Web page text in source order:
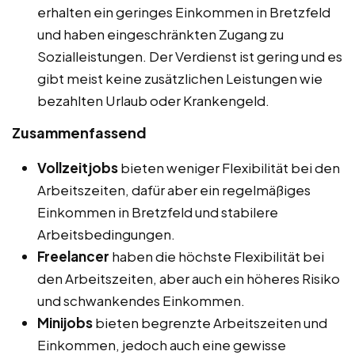
erhalten ein geringes Einkommen in Bretzfeld
und haben eingeschränkten Zugang zu
Sozialleistungen. Der Verdienst ist gering und es
gibt meist keine zusätzlichen Leistungen wie
bezahlten Urlaub oder Krankengeld.
Zusammenfassend
Vollzeitjobsbieten weniger Flexibilität bei den
Arbeitszeiten, dafür aber ein regelmäßiges
Einkommen in Bretzfeld und stabilere
Arbeitsbedingungen.
Freelancer haben die höchste Flexibilität bei
den Arbeitszeiten, aber auch ein höheres Risiko
und schwankendes Einkommen.
Minijobsbieten begrenzte Arbeitszeiten und
Einkommen, jedoch auch eine gewisse